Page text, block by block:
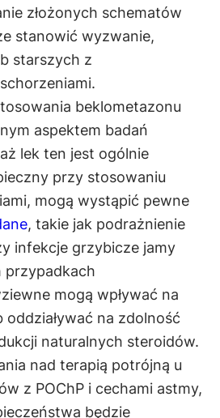
złożonych schematów
stanowić wyzwanie,
starszych z
beklometazonu
aspektem badań
lek ten jest ogólnie
przy stosowaniu
mogą wystąpić pewne
, takie jak podrażnienie
infekcje grzybicze jamy
przypadkach
mogą wpływać na
na zdolność
naturalnych steroidów.
nad terapią potrójną u
z POChP i cechami astmy,
będzie